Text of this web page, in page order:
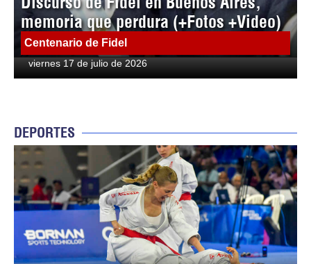
memoria que perdura (+Fotos +Video)
Centenario de Fidel
viernes 17 de julio de 2026
DEPORTES